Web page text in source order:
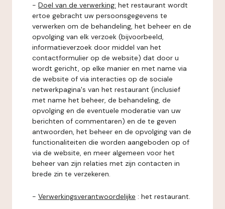
- Doel van de verwerking: het restaurant wordt
ertoe gebracht uw persoonsgegevens te
verwerken om de behandeling, het beheer en de
opvolging van elk verzoek (bijvoorbeeld,
informatieverzoek door middel van het
contactformulier op de website) dat door u
wordt gericht, op elke manier en met name via
de website of via interacties op de sociale
netwerkpagina's van het restaurant (inclusief
met name het beheer, de behandeling, de
opvolging en de eventuele moderatie van uw
berichten of commentaren) en de te geven
antwoorden, het beheer en de opvolging van de
functionaliteiten die worden aangeboden op of
via de website, en meer algemeen voor het
beheer van zijn relaties met zijn contacten in
brede zin te verzekeren.
- Verwerkingsverantwoordelijke : het restaurant.